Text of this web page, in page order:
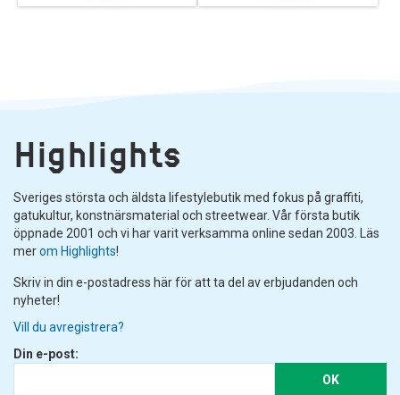
Highlights
Sveriges största och äldsta lifestylebutik med fokus på graffiti,
gatukultur, konstnärsmaterial och streetwear. Vår första butik
öppnade 2001 och vi har varit verksamma online sedan 2003. Läs
merom Highlights!
Skriv in din e-postadress här för att ta del av erbjudanden och
nyheter!
Vill du avregistrera?
Din e-post:
OK